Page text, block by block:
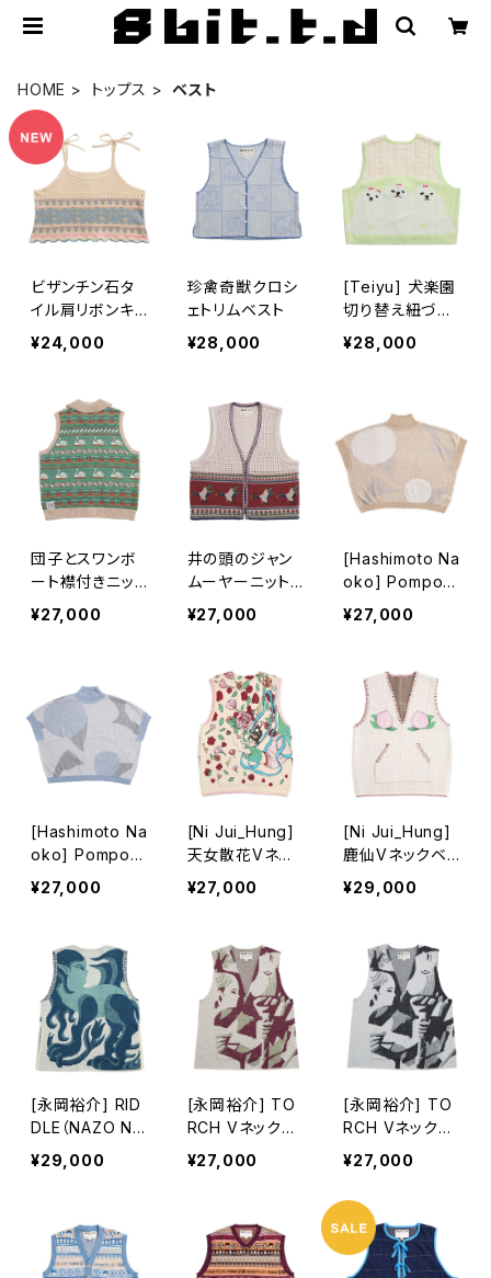
HOME トップス ベスト
ビザンチン石タ
イル肩リボンキャ
ミソールベスト
¥24,000
珍禽奇獣クロシ
ェトリムベスト
¥28,000
[Teiyu] 犬楽園
切り替え紐づき
ベスト
¥28,000
団子とスワンボ
ート襟付きニット
ベスト
¥27,000
井の頭のジャン
ムーヤーニット
ベスト
¥27,000
[Hashimoto Na
oko] Pompon
ハイネック半袖
トップス ベージ
¥27,000
[Hashimoto Na
oko] Pompon
ハイネック半袖
トップス 青グレ
¥27,000
[Ni Jui_Hung]
天女散花Vネッ
クベスト
¥27,000
[Ni Jui_Hung]
鹿仙Vネックベ
スト
¥29,000
[永岡裕介] RID
DLE（NAZO NA
ZO) Vネックベ
¥29,000
[永岡裕介] TO
RCH Vネックベ
スト 緑/茶色
¥27,000
[永岡裕介] TO
RCH Vネックベ
スト 白黒
¥27,000